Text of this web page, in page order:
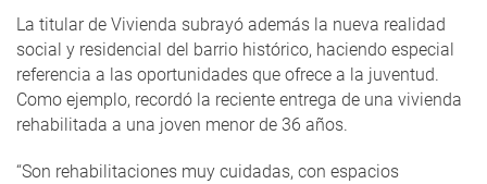
La titular de Vivienda subrayó además la nueva realidad
social y residencial del barrio histórico, haciendo especial
referencia a las oportunidades que ofrece a la juventud.
Como ejemplo, recordó la reciente entrega de una vivienda
rehabilitada a una joven menor de 36 años.
“Son rehabilitaciones muy cuidadas, con espacios